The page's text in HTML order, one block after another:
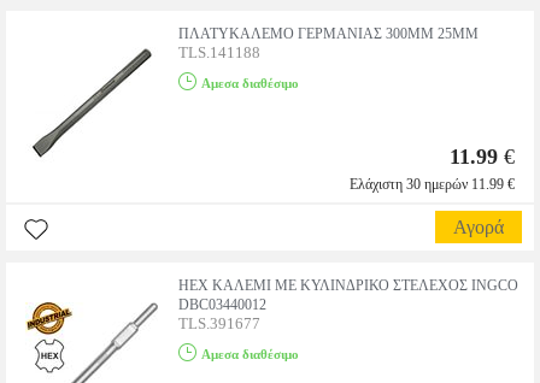
ΠΛΑΤΥΚΑΛΕΜΟ ΓΕΡΜΑΝΙΑΣ 300ΜΜ 25MM
TLS.141188
Αμεσα διαθέσιμο
11.99 €
Ελάχιστη 30 ημερών 11.99 €
Αγορά
HEX ΚΑΛΕΜΙ ΜΕ ΚΥΛΙΝΔΡΙΚΟ ΣΤΕΛΕΧΟΣ INGCO
DBC03440012
TLS.391677
Αμεσα διαθέσιμο